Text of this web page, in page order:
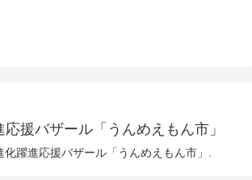
援バザール「うんめえもん市」
躍進応援バザール「うんめえもん市」.